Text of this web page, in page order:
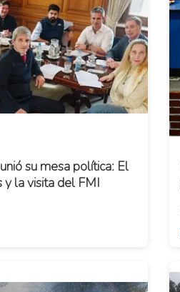
su mesa política: El
y la visita del FMI